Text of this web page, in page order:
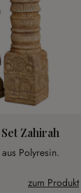
Zahirah
Polyresin.
zum Produkt